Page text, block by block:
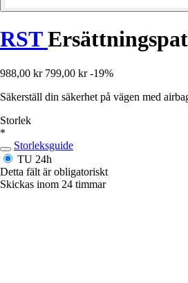
RST
988,00 kr 799,00 kr -19%
Säkerställ din säkerhet på vägen med
Storlek
*
Storleksguide
TU 24h
Detta fält är obligatoriskt
Skickas inom 24 timmar